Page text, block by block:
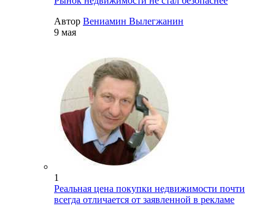
Автор Вениамин Вылегжанин
9 мая
1
Реальная цена покупки недвижимости почти
всегда отличается от заявленной в рекламе